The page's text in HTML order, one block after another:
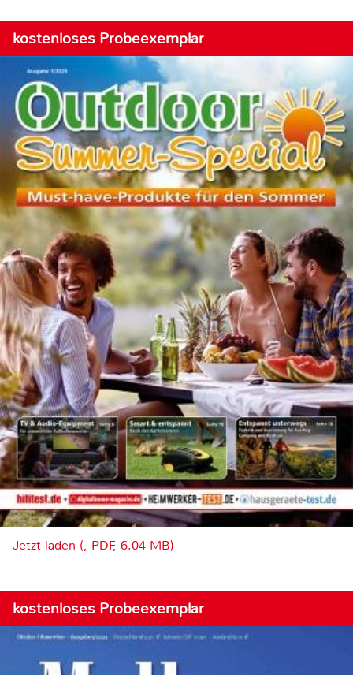
kostenloses Probeexemplar
Jetzt laden (, PDF, 6.04 MB)
kostenloses Probeexemplar